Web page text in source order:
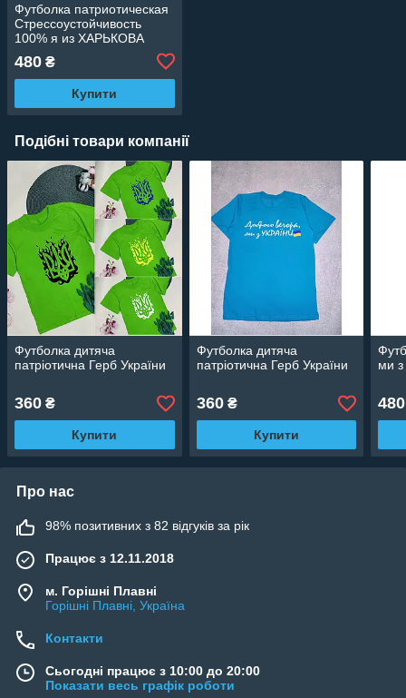
Футболка патриотическая
Стрессоустойчивость
100% я из ХАРЬКОВА
480 ₴
Купити
Подібні товари компанії
Футболка дитяча
патріотична Герб України
360 ₴
Купити
Футболка дитяча
патріотична Герб України
360₴
Купити
ми з
480
Про нас
98% позитивних з 82 відгуків за рік
Працює з 12.11.2018
м. Горішні Плавні
Горішні Плавні, Україна
Контакти
Сьогодні працює з 10:00 до 20:00
Показати весь графік роботи